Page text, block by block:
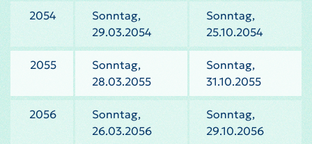
2054
Sonntag,
29.03.2054
Sonntag,
25.10.2054
2055
Sonntag,
28.03.2055
Sonntag,
31.10.2055
2056
Sonntag,
26.03.2056
Sonntag,
29.10.2056